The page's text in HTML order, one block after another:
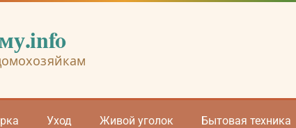
Уход Живой уголок Бытовая техника